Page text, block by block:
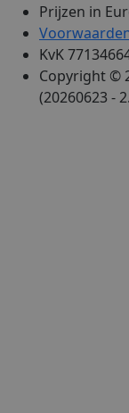
Prijzen in
KvK
Copyright ©
(20260623 -